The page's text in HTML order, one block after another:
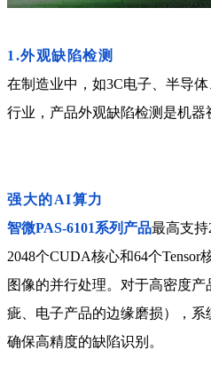
1.外观缺陷检测
在制造业中，如3C电子、半导
行业，产品外观缺陷检测是机器
强大的AI算力
智微PAS-6101系列产品最高支持
2048个CUDA核心和64个
图像的并行处理。对于高密度
疵、电子产品的边缘磨损），系
确保高精度的缺陷识别。